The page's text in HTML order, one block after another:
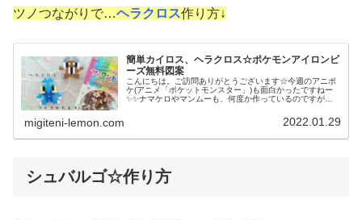
ツノつながりで…ヘラクロス作り方↓
簡単カイロス、ヘラクロス☆ポケモンアイロンビ
ーズ無料図案
こんにちは。ご訪問ありがとうございます☆今週のアニポ
ケ(アニメ「ポケットモンスター」)も面白かったですねー
✨✨ナマケロやマンムーも、何度か作っているのですが…
migiteni-lemon.com 2022.01.29
シュバルゴ☆作り方